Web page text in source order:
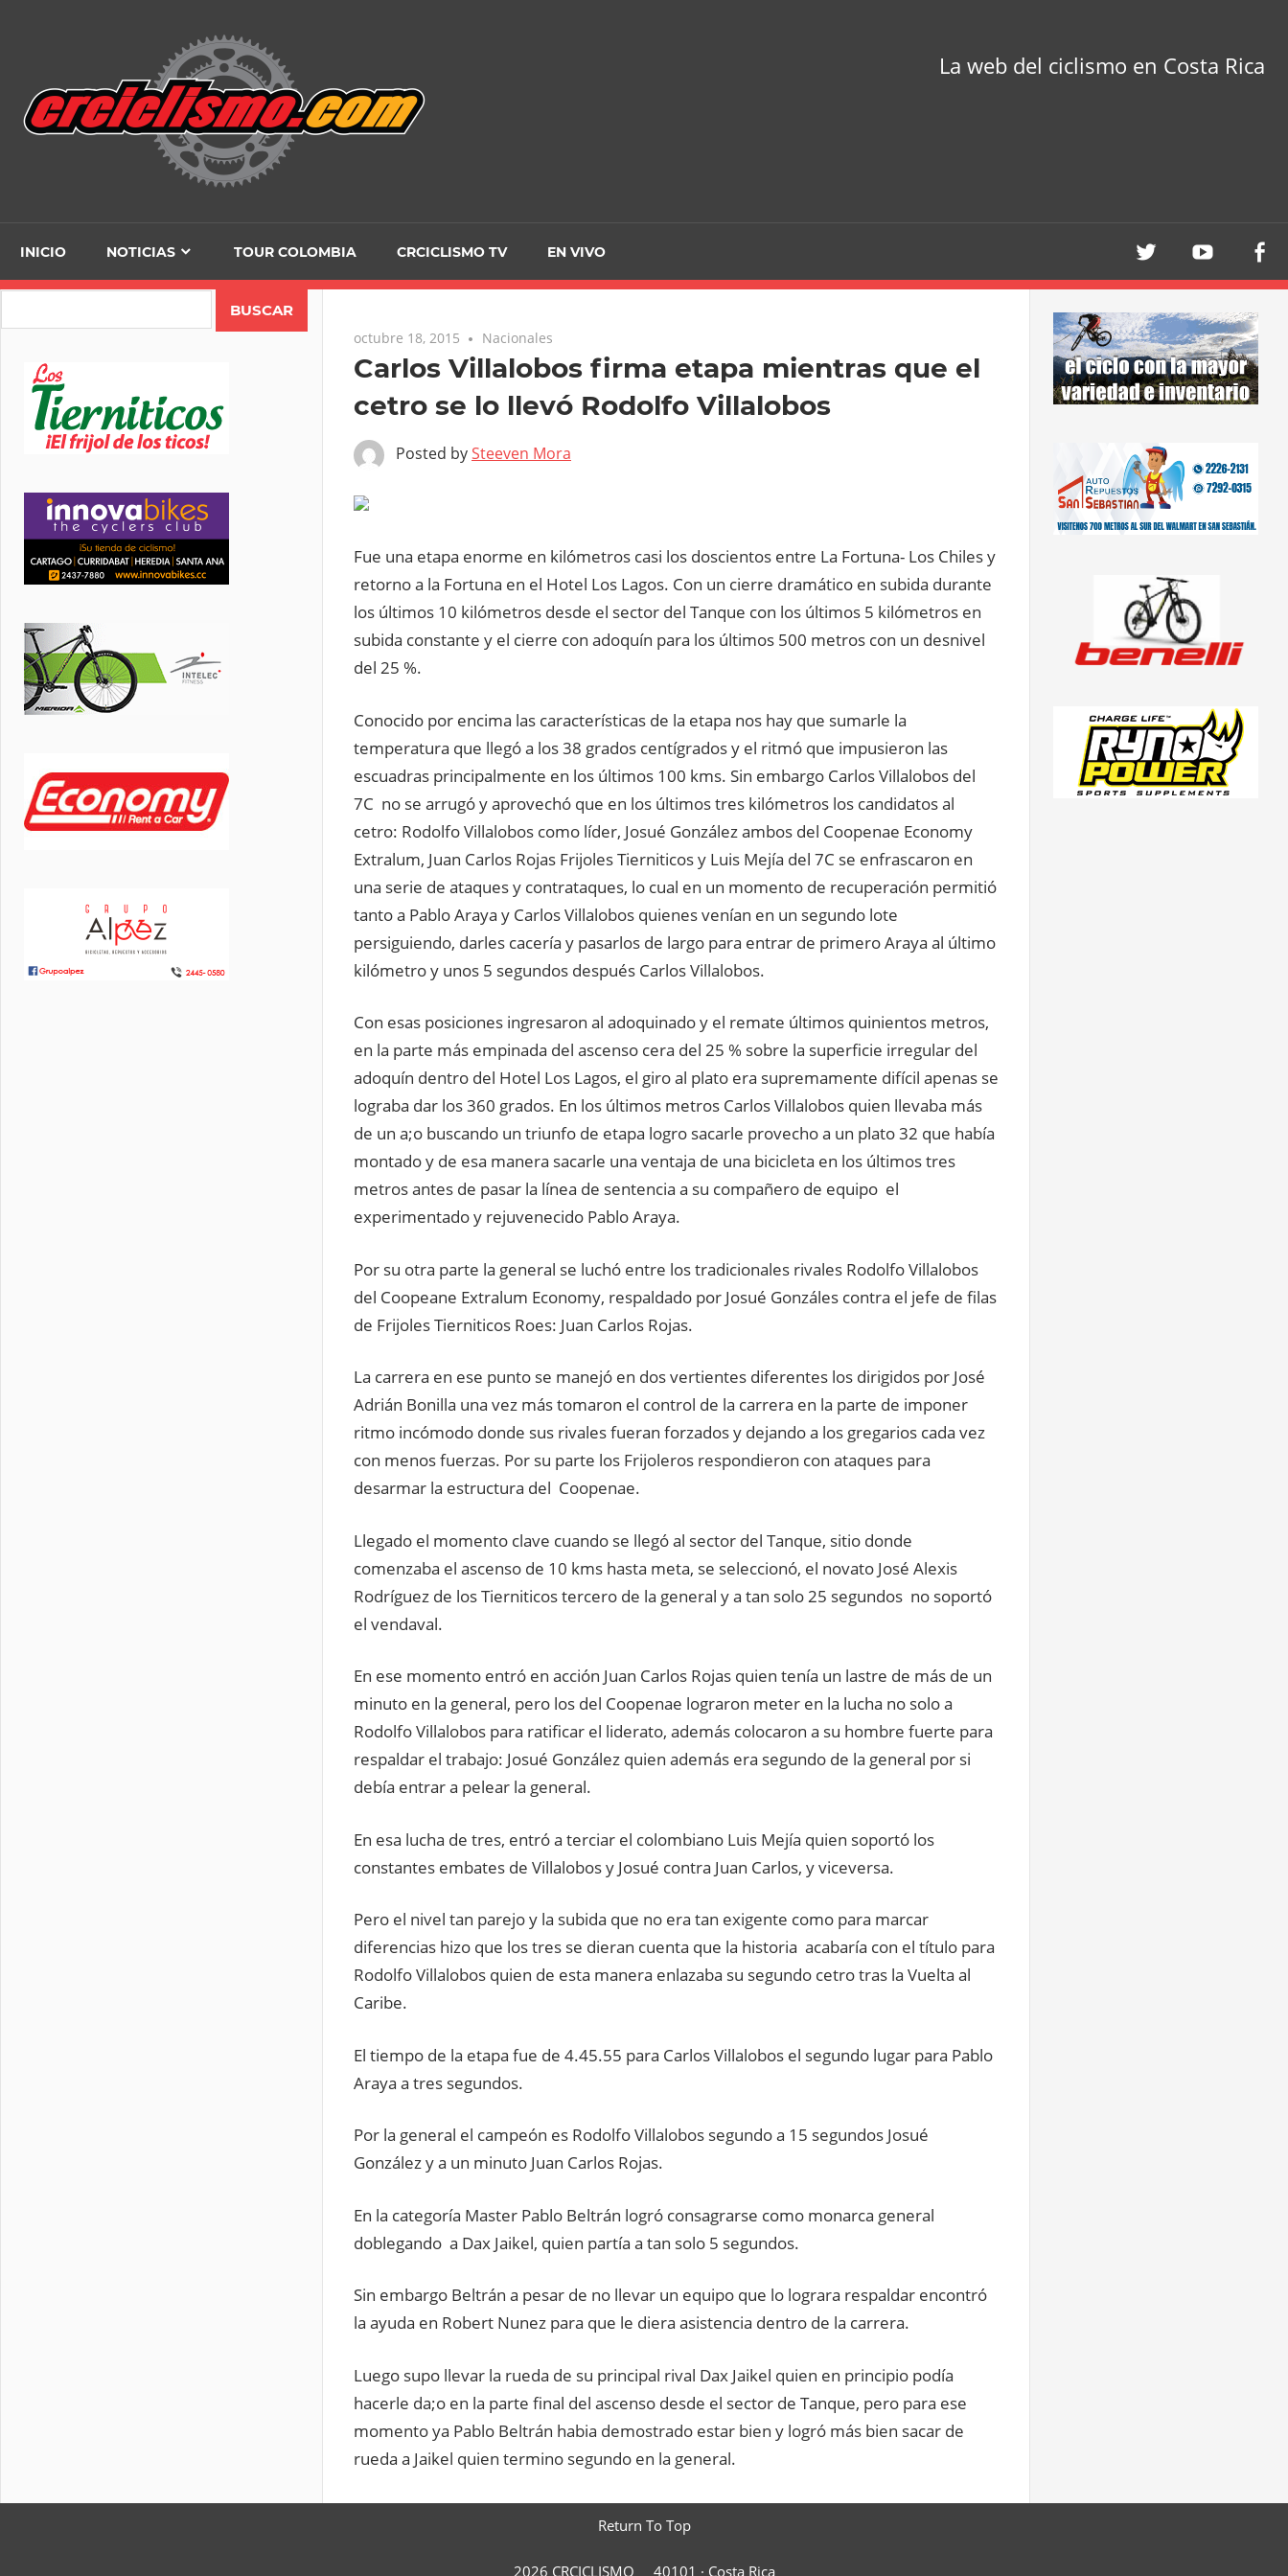
La web del ciclismo en Costa Rica
INICIO NOTICIAS TOUR COLOMBIA CRCICLISMO TV EN VIVO
octubre 18, 2015 Nacionales
Carlos Villalobos firma etapa mientras que el
cetro se lo llevó Rodolfo Villalobos
Posted bySteeven Mora
Fue una etapa enorme en kilómetros casi los doscientos entre La Fortuna- Los Chiles y
retorno a la Fortuna en el Hotel Los Lagos. Con un cierre dramático en subida durante
los últimos 10 kilómetros desde el sector del Tanque con los últimos 5 kilómetros en
subida constante y el cierre con adoquín para los últimos 500 metros con un desnivel
del 25 %.
Conocido por encima las características de la etapa nos hay que sumarle la
temperatura que llegó a los 38 grados centígrados y el ritmó que impusieron las
escuadras principalmente en los últimos 100 kms. Sin embargo Carlos Villalobos del
7C no se arrugó y aprovechó que en los últimos tres kilómetros los candidatos al
cetro: Rodolfo Villalobos como líder, Josué González ambos del Coopenae Economy
Extralum, Juan Carlos Rojas Frijoles Tierniticos y Luis Mejía del 7C se enfrascaron en
una serie de ataques y contrataques, lo cual en un momento de recuperación permitió
tanto a Pablo Araya y Carlos Villalobos quienes venían en un segundo lote
persiguiendo, darles cacería y pasarlos de largo para entrar de primero Araya al último
kilómetro y unos 5 segundos después Carlos Villalobos.
Con esas posiciones ingresaron al adoquinado y el remate últimos quinientos metros,
en la parte más empinada del ascenso cera del 25 % sobre la superficie irregular del
adoquín dentro del Hotel Los Lagos, el giro al plato era supremamente difícil apenas se
lograba dar los 360 grados. En los últimos metros Carlos Villalobos quien llevaba más
de un a;o buscando un triunfo de etapa logro sacarle provecho a un plato 32 que había
montado y de esa manera sacarle una ventaja de una bicicleta en los últimos tres
metros antes de pasar la línea de sentencia a su compañero de equipo el
experimentado y rejuvenecido Pablo Araya.
Por su otra parte la general se luchó entre los tradicionales rivales Rodolfo Villalobos
del Coopeane Extralum Economy, respaldado por Josué Gonzáles contra el jefe de filas
de Frijoles Tierniticos Roes: Juan Carlos Rojas.
La carrera en ese punto se manejó en dos vertientes diferentes los dirigidos por José
Adrián Bonilla una vez más tomaron el control de la carrera en la parte de imponer
ritmo incómodo donde sus rivales fueran forzados y dejando a los gregarios cada vez
con menos fuerzas. Por su parte los Frijoleros respondieron con ataques para
desarmar la estructura del Coopenae.
Llegado el momento clave cuando se llegó al sector del Tanque, sitio donde
comenzaba el ascenso de 10 kms hasta meta, se seleccionó, el novato José Alexis
Rodríguez de los Tierniticos tercero de la general y a tan solo 25 segundos no soportó
el vendaval.
En ese momento entró en acción Juan Carlos Rojas quien tenía un lastre de más de un
minuto en la general, pero los del Coopenae lograron meter en la lucha no solo a
Rodolfo Villalobos para ratificar el liderato, además colocaron a su hombre fuerte para
respaldar el trabajo: Josué González quien además era segundo de la general por si
debía entrar a pelear la general.
En esa lucha de tres, entró a terciar el colombiano Luis Mejía quien soportó los
constantes embates de Villalobos y Josué contra Juan Carlos, y viceversa.
Pero el nivel tan parejo y la subida que no era tan exigente como para marcar
diferencias hizo que los tres se dieran cuenta que la historia acabaría con el título para
Rodolfo Villalobos quien de esta manera enlazaba su segundo cetro tras la Vuelta al
Caribe.
El tiempo de la etapa fue de 4.45.55 para Carlos Villalobos el segundo lugar para Pablo
Araya a tres segundos.
Por la general el campeón es Rodolfo Villalobos segundo a 15 segundos Josué
González y a un minuto Juan Carlos Rojas.
En la categoría Master Pablo Beltrán logró consagrarse como monarca general
doblegando a Dax Jaikel, quien partía a tan solo 5 segundos.
Sin embargo Beltrán a pesar de no llevar un equipo que lo lograra respaldar encontró
la ayuda en Robert Nunez para que le diera asistencia dentro de la carrera.
Luego supo llevar la rueda de su principal rival Dax Jaikel quien en principio podía
hacerle da;o en la parte final del ascenso desde el sector de Tanque, pero para ese
momento ya Pablo Beltrán habia demostrado estar bien y logró más bien sacar de
rueda a Jaikel quien termino segundo en la general.
Return To Top
2026 CRCICLISMO 40101 · Costa Rica